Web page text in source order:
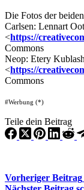
Die Fotos der
Carlsen: Lennart
<https://
Commons
Neop: Etery
<https://
Commons
#Werbung (*)
Teile dein Beitrag
Vorheriger Beitrag